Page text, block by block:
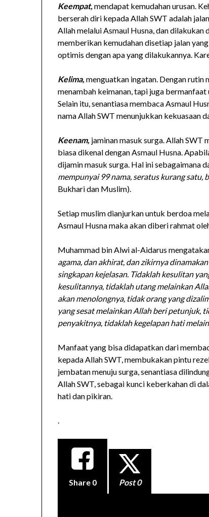
Keempat,mendapat kemudahan urusan.
berserah diri kepada Allah SWT adalah
Allah melalui Asmaul Husna, dan dilakukan
memberikan kemudahan disetiap jalan
optimis dengan apa yang dilakukannya.
Kelima,menguatkan ingatan. Dengan rutin
menambah keimanan, tapi juga
Selain itu, senantiasa membaca Asmaul
nama Allah SWT menunjukkan kekuasaan
Keenam, jaminan masuk surga. Allah SWT
biasa dikenal dengan Asmaul Husna.
dijamin masuk surga. Hal ini sebagaimana
mempunyai 99 nama, seratus kurang satu,
Bukhari dan Muslim).
Setiap muslim dianjurkan untuk berdoa
Asmaul Husna maka akan diberi rahmat
Muhammad bin Alwi al-Aidarus
agama, dan akhirat, dan zikirnya
singkapan kejelasan. Tidaklah kesulitan
kesulitannya, tidaklah utang melainkan
akan menolongnya, tidak orang yang
yang sesat melainkan Allah beri petunjuk,
penyakitnya, tidaklah kegelapan hati
Manfaat yang bisa didapatkan dari
kepada Allah SWT, membukakan pintu
jembatan menuju surga, senantiasa
Allah SWT, sebagai kunci keberkahan di
hati dan pikiran.
.
Share 0 Post 0